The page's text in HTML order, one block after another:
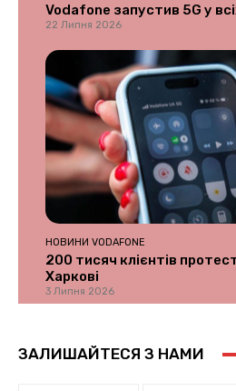
Vodafone запустив 5G у
22 Липня 2026
НОВИНИ VODAFONE
200 тисяч клієнтів
Харкові
3 Липня 2026
ЗАЛИШАЙТЕСЯ З НАМИ